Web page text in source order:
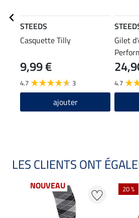
STEEDS
Casquette Tilly
9,99 €
4.7 3
ajouter
Gilet
4.7
LES CLIENTS ONT
NOUVEAU 20 %